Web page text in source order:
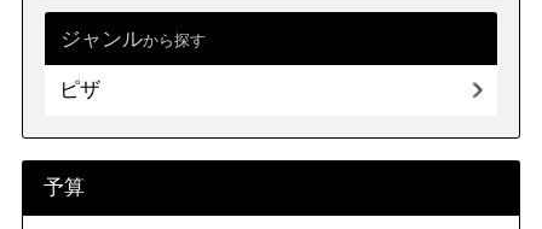
ジャンルから探す
ピザ
予算